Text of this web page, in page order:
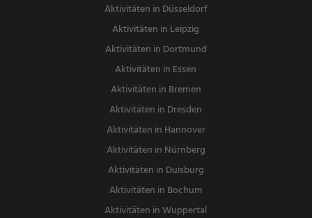
Aktivitäten in Düsseldorf
Aktivitäten in Leipzig
Aktivitäten in Dortmund
Aktivitäten in Essen
Aktivitäten in Bremen
Aktivitäten in Dresden
Aktivitäten in Hannover
Aktivitäten in Nürnberg
Aktivitäten in Duisburg
Aktivitäten in Bochum
Aktivitäten in Wuppertal